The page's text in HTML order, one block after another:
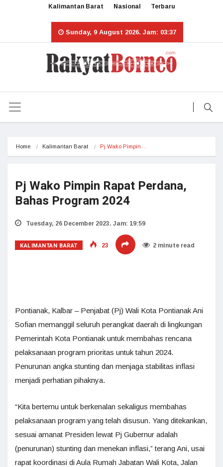
Kalimantan Barat Nasional Terbaru
Sunday, 9 August 2026. Jam: 03:37
Home Kalimantan Barat Pj Wako Pimpin…
Pj Wako Pimpin Rapat Perdana,
Bahas Program 2024
Tuesday, 26 December 2023. Jam: 19:59
KALIMANTAN BARAT 23 2 minute read
Pontianak, Kalbar – Penjabat (Pj) Wali Kota Pontianak Ani
Sofian memanggil seluruh perangkat daerah di lingkungan
Pemerintah Kota Pontianak untuk membahas rencana
pelaksanaan program prioritas untuk tahun 2024.
Penurunan angka stunting dan menjaga stabilitas inflasi
menjadi perhatian pihaknya.
“Kita bertemu untuk berkenalan sekaligus membahas
pelaksanaan program yang telah disusun. Yang ditekankan,
sesuai amanat Presiden lewat Pj Gubernur adalah
(penurunan) stunting dan menekan inflasi,” terang Ani, usai
rapat koordinasi di Aula Rumah Jabatan Wali Kota, Jalan